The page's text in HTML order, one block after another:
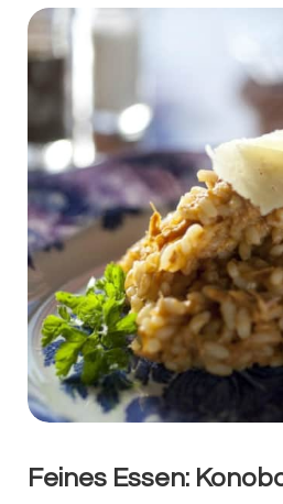
Feines Essen: